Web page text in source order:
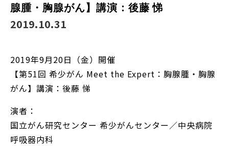
腺腫・胸腺がん】講演：後藤 悌
2019.10.31
2019年9月20日（金）開催
【第51回 希少がん Meet the Expert：胸腺腫・胸腺
がん】講演：後藤 悌
演者：
国立がん研究センター 希少がんセンター／中央病院
呼吸器内科